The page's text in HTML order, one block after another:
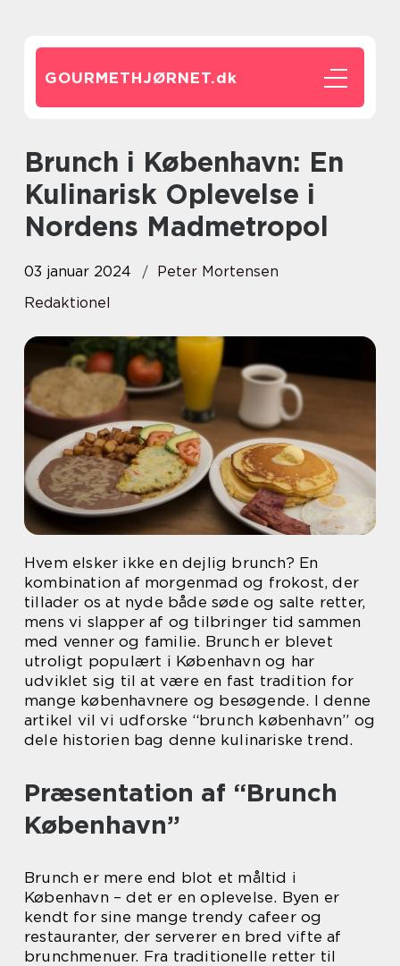
GOURMETHJØRNET.dk
Brunch i København: En
Kulinarisk Oplevelse i
Nordens Madmetropol
03 januar 2024
Peter Mortensen
Redaktionel
Hvem elsker ikke en dejlig brunch? En
kombination af morgenmad og frokost, der
tillader os at nyde både søde og salte retter,
mens vi slapper af og tilbringer tid sammen
med venner og familie. Brunch er blevet
utroligt populært i København og har
udviklet sig til at være en fast tradition for
mange københavnere og besøgende. I denne
artikel vil vi udforske “brunch københavn” og
dele historien bag denne kulinariske trend.
Præsentation af “Brunch
København”
Brunch er mere end blot et måltid i
København – det er en oplevelse. Byen er
kendt for sine mange trendy cafeer og
restauranter, der serverer en bred vifte af
brunchmenuer. Fra traditionelle retter til